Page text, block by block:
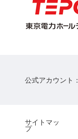
公式アカウント：
サイトマッ
プ